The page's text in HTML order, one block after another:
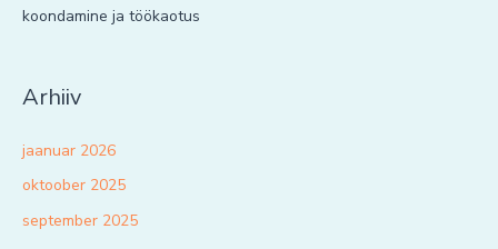
koondamine ja töökaotus
Arhiiv
jaanuar 2026
oktoober 2025
september 2025